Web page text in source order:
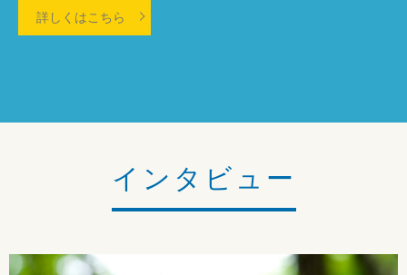
詳しくはこちら
インタビュー